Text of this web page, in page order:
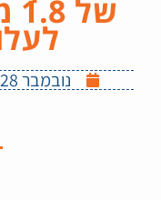
נובמבר 28, 2023